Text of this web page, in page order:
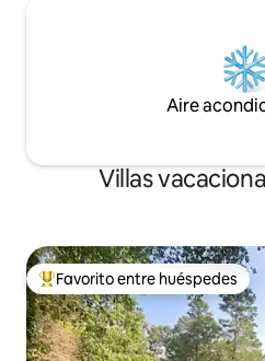
Aire
Villas
Favorito entre huéspedes
Favorito entre huéspedes